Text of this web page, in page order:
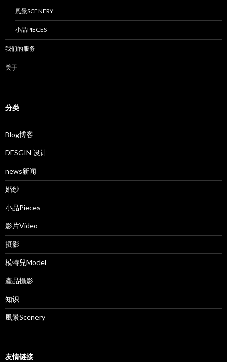
風景SCENERY
小品PIECES
我们的服务
关于
分类
Blog博客
DESGIN 设计
news新闻
婚纱
小品Pieces
影片Video
摄影
模特兒Model
產品攝影
知识
風景Scenery
友情链接